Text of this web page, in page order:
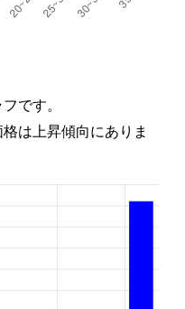
です。
は上昇傾向にありま